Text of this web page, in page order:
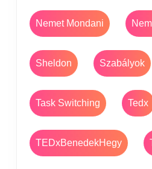
Nemet Mondani
Sheldon Szabályok
Task Switching Tedx
TEDxBenedekHegy